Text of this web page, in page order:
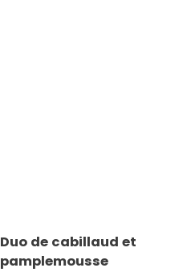
Duo de cabillaud et
pamplemousse